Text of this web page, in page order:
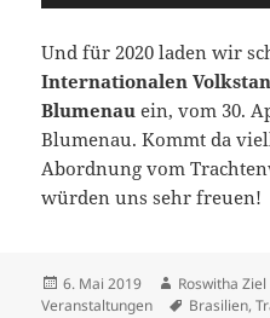
Und für 2020 laden wir
Internationalen
Blumenau ein, vom 30.
Blumenau. Kommt da
Abordnung vom
würden uns sehr freuen!
Veröffentlicht
am
6. Mai 2019 Autor
Roswitha Ziel
Veranstaltungen
Brasilien,